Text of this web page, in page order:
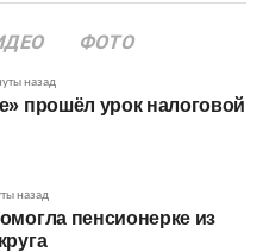
ФОТО
назад
прошёл урок налоговой
назад
пенсионерке из